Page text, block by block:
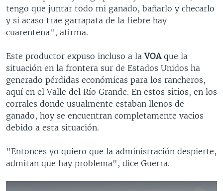
tengo que juntar todo mi ganado, bañarlo y checarlo
y si acaso trae garrapata de la fiebre hay
cuarentena", afirma.
Este productor expuso incluso a la VOA que la
situación en la frontera sur de Estados Unidos ha
generado pérdidas económicas para los rancheros,
aquí en el Valle del Río Grande. En estos sitios, en los
corrales donde usualmente estaban llenos de
ganado, hoy se encuentran completamente vacios
debido a esta situación.
"Entonces yo quiero que la administración despierte,
admitan que hay problema", dice Guerra.